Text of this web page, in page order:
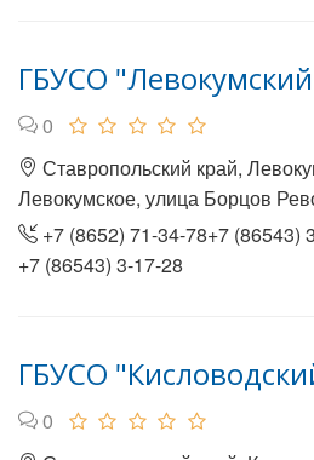
ГБУСО
0
Ставропольский край,
Левокумское, улица Борцов
+7 (8652) 71-34-78+7 (86543)
+7 (86543) 3-17-28
ГБУСО
0